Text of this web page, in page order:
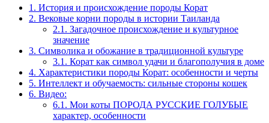
1. История и происхождение породы Корат
2. Вековые корни породы в истории Таиланда
2.1. Загадочное происхождение и культурное
значение
3. Символика и обожание в традиционной культуре
3.1. Корат как символ удачи и благополучия в доме
4. Характеристики породы Корат: особенности и черты
5. Интеллект и обучаемость: сильные стороны кошек
6. Видео:
6.1. Мои коты ПОРОДА РУССКИЕ ГОЛУБЫЕ
характер, особенности